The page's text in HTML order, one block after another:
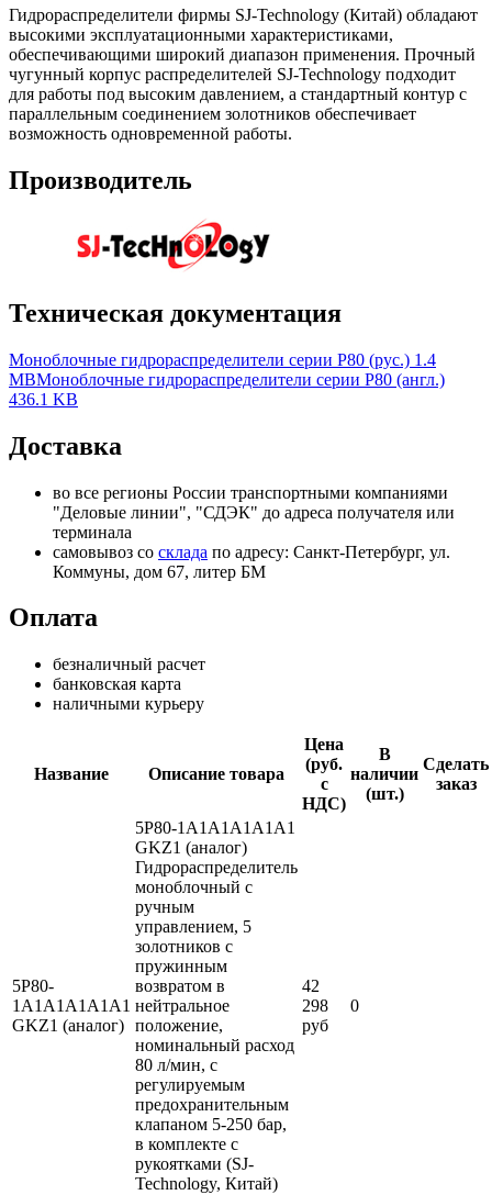
Гидрораспределители фирмы SJ-Technology (Китай) обладают
высокими эксплуатационными характеристиками,
обеспечивающими широкий диапазон применения. Прочный
чугунный корпус распределителей SJ-Technology подходит
для работы под высоким давлением, а стандартный контур с
параллельным соединением золотников обеспечивает
возможность одновременной работы.
Производитель
Техническая документация
Моноблочные гидрораспределители серии P80 (рус.) 1.4
MBМоноблочные гидрораспределители серии P80 (англ.)
436.1 KB
Доставка
во все регионы России транспортными компаниями
"Деловые линии", "СДЭК" до адреса получателя или
терминала
самовывоз со склада по адресу: Санкт-Петербург, ул.
Коммуны, дом 67, литер БМ
Оплата
безналичный расчет
банковская карта
наличными курьеру
Название Описание товара
Цена
(руб.
с
НДС)
В
наличии
(шт.)
Сделать
заказ
5P80-
1A1A1A1А1A1
GKZ1 (аналог)
5P80-1A1A1A1А1A1
GKZ1 (аналог)
Гидрораспределитель
моноблочный с
ручным
управлением, 5
золотников с
пружинным
возвратом в
нейтральное
положение,
номинальный расход
80 л/мин, с
регулируемым
предохранительным
клапаном 5-250 бар,
в комплекте с
рукоятками (SJ-
Technology, Китай)
42
298
руб
0